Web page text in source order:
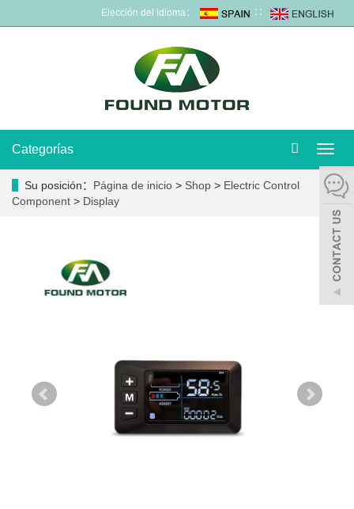
Elección del idioma： ∷
Categorías
Su posición： Página de inicio > Shop > Electric Control
Component > Display